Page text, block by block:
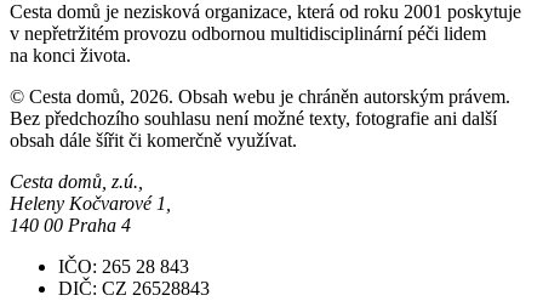
Cesta domů je nezisková organizace, která od roku 2001 poskytuje
v nepřetržitém provozu odbornou multidisciplinární péči lidem
na konci života.
© Cesta domů, 2026. Obsah webu je chráněn autorským právem.
Bez předchozího souhlasu není možné texty, fotografie ani další
obsah dále šířit či komerčně využívat.
Cesta domů, z.ú.,
Heleny Kočvarové 1,
140 00 Praha 4
IČO: 265 28 843
DIČ: CZ 26528843